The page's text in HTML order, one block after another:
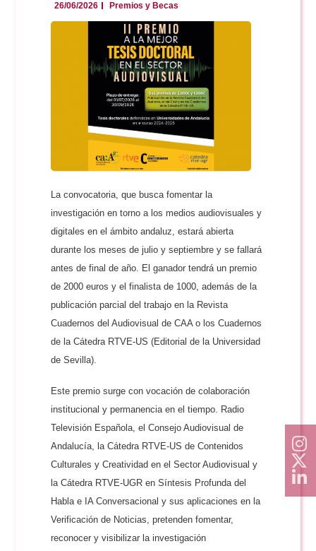
26/06/2026 Premios y Becas
La convocatoria, que busca fomentar la
investigación en torno a los medios audiovisuales y
digitales en el ámbito andaluz, estará abierta
durante los meses de julio y septiembre y se fallará
antes de final de año. El ganador tendrá un premio
de 2000 euros y el finalista de 1000, además de la
publicación parcial del trabajo en la Revista
Cuadernos del Audiovisual de CAA o los Cuadernos
de la Cátedra RTVE-US (Editorial de la Universidad
de Sevilla).
Este premio surge con vocación de colaboración
institucional y permanencia en el tiempo. Radio
Televisión Española, el Consejo Audiovisual de
Andalucía, la Cátedra RTVE-US de Contenidos
Culturales y Creatividad en el Sector Audiovisual y
la Cátedra RTVE-UGR en Síntesis Profunda del
Habla e IA Conversacional y sus aplicaciones en la
Verificación de Noticias, pretenden fomentar,
reconocer y visibilizar la investigación